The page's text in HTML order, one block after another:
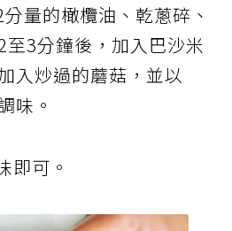
量的橄欖油、乾蔥碎、
3分鐘後，加入巴沙米
入炒過的蘑菇，並以
味。
即可。